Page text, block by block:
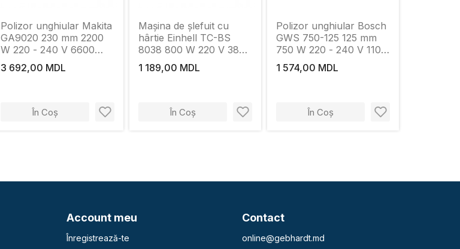
Polizor unghiular Makita
GA9020 230 mm 2200
W 220 - 240 V 6600
rot/min
3 692,00 MDL
În Coș
Maşina de şlefuit cu
hârtie Einhell TC-BS
8038 800 W 220 V 380
m/min
1 189,00 MDL
În Coș
Polizor unghiular Bosch
GWS 750-125 125 mm
750 W 220 - 240 V 1100
rot/min
1 574,00 MDL
În Coș
Account meu
Înregistrează-te
Contact
online@gebhardt.md